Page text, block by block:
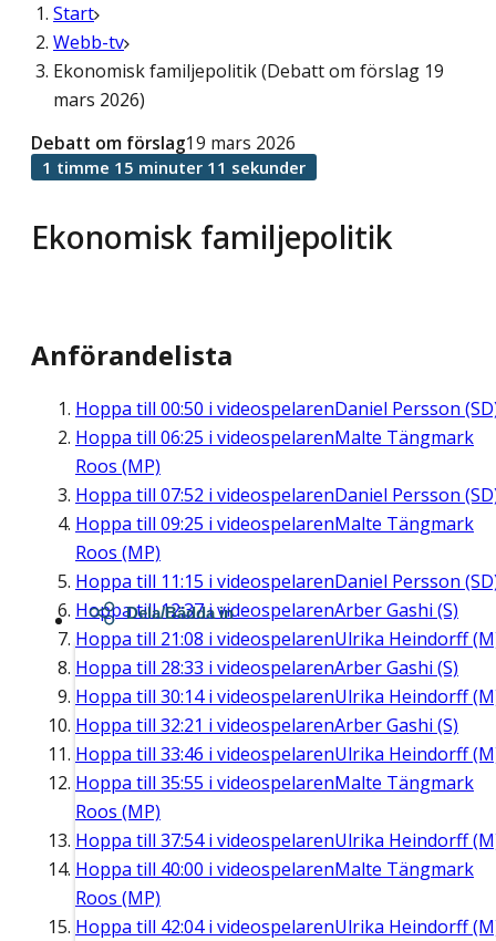
Start
Webb-tv
Ekonomisk familjepolitik (Debatt om förslag 19
mars 2026)
Ekonomisk familjepolitik
Debatt om förslag19 mars 2026
1 timme 15 minuter 11 sekunder
Anförandelista
Hoppa till 00:50 i videospelarenDaniel Persson
Hoppa till 06:25 i videospelarenMalte Tängmark
Roos (MP)
Hoppa till 07:52 i videospelarenDaniel Persson
Hoppa till 09:25 i videospelarenMalte Tängmark
Roos (MP)
Hoppa till 11:15 i videospelarenDaniel Persson
Hoppa till12:37i videospelarenArber Gashi (S)
Hoppa till 21:08 i videospelarenUlrika Heindorff
Hoppa till 28:33 i videospelarenArber Gashi (S)
Hoppa till 30:14i videospelarenUlrika Heindorff
Hoppa till 32:21 i videospelarenArber Gashi (S)
Hoppa till 33:46 i videospelarenUlrika Heindorff
Hoppa till 35:55 i videospelarenMalte Tängmark
Roos (MP)
Hoppa till 37:54i videospelarenUlrika Heindorff
Hoppa till 40:00 i videospelarenMalte Tängmark
Roos (MP)
Hoppa till 42:04i videospelarenUlrika Heindorff
Dela/Bädda in